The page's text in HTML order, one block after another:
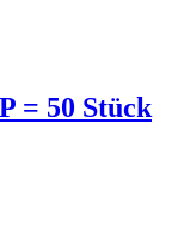
= 50 Stück